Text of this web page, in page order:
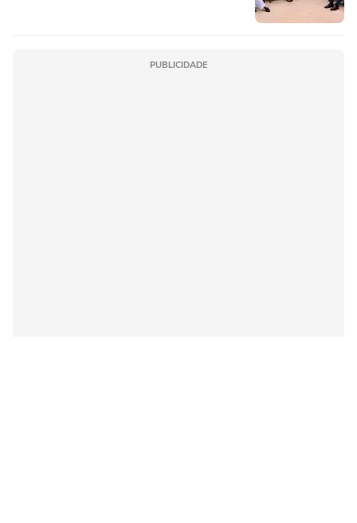
PUBLICIDADE